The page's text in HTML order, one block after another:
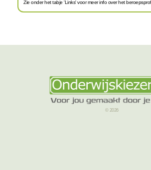
Zie onder het tabje 'Links' voor meer info over het
© 2026